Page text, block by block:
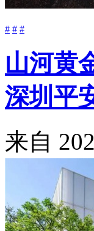
# # #
山河黄
深圳平
来自